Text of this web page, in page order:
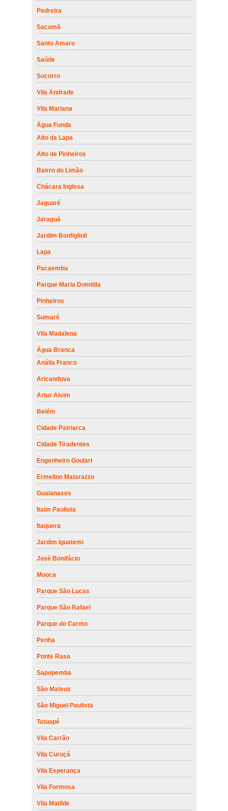
Pedreira
Sacomã
Santo Amaro
Saúde
Socorro
Vila Andrade
Vila Mariana
Água Funda
Alto da Lapa
Alto de Pinheiros
Bairro do Limão
Chácara Inglesa
Jaguaré
Jaraguá
Jardim Bonfiglioli
Lapa
Pacaembu
Parque Maria Domitila
Pinheiros
Sumaré
Vila Madalena
Água Branca
Anália Franco
Aricanduva
Artur Alvim
Belém
Cidade Patriarca
Cidade Tiradentes
Engenheiro Goulart
Ermelino Matarazzo
Guaianases
Itaim Paulista
Itaquera
Jardim Iguatemi
José Bonifácio
Mooca
Parque São Lucas
Parque São Rafael
Parque do Carmo
Penha
Ponte Rasa
Sapopemba
São Mateus
São Miguel Paulista
Tatuapé
Vila Carrão
Vila Curuçá
Vila Esperança
Vila Formosa
Vila Matilde